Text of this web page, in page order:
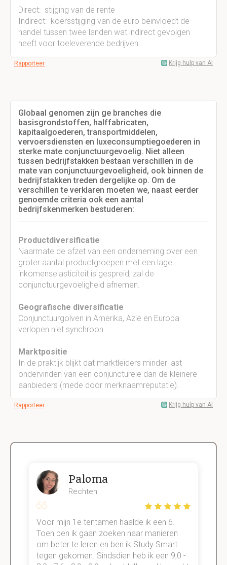
Direct: stijging van de rente
Indirect: koersstijging van de euro beïnvloedt de
handel tussen twee landen wat indirect gevolgen
heeft voor toeleverende bedrijven.
Rapporteer Krijg hulp van AI
Globaal genomen zijn ge branches die
basisgrondstoffen, halffabricaten,
kapitaalgoederen, transportmiddelen,
vervoersdiensten en luxeconsumptiegoederen in
sterke mate conjunctuurgevoelig. Niet alleen
tussen bedrijfstakken bestaan verschillen in de
mate van conjunctuurgevoeligheid, ook binnen de
bedrijfstakken treden dergelijke op. Om de
verschillen te verklaren moeten we, naast eerder
genoemde criteria ook een aantal
bedrijfskenmerken bestuderen:
Productdiversificatie
Naarmate de afzet van een onderneming over een
groter aantal productgroepen met een lage
inkomenselasticiteit is gespreid, zal de
conjunctuurgevoeligheid afnemen.
Geografische diversificatie
Conjunctuurgolven in Amerika, Azië en Europa
verlopen niet synchroon
Marktpositie
In de praktijk blijkt dat marktleiders minder last
ondervinden van een conjuncturele dan de kleinere
aanbieders (mede door merknaamreputatie).
Rapporteer Krijg hulp van AI
Paloma
Rechten
Voor mijn 1e tentamen haalde ik een 6.
Toen ben ik gaan zoeken naar manieren
om beter te leren en ben ik Study Smart
tegen gekomen. Sindsdien heb ik een 9,0 -